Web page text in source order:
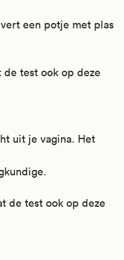
een potje met plas
test ook op deze
uit je vagina. Het
de test ook op deze